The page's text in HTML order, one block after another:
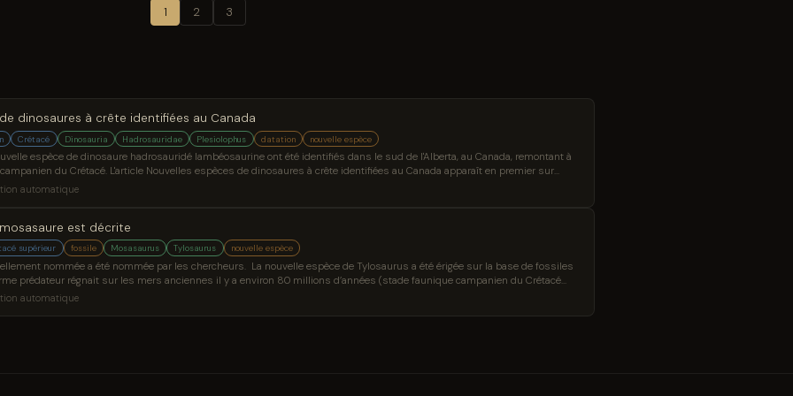
1 2 3
dinosaures à crête identifiées au Canada
Crétacé Dinosauria Hadrosauridae Plesiolophus datation nouvelle espèce
espèce de dinosaure hadrosauridé lambéosaurine ont été identifiés dans le sud de l'Alberta, au Canada, remontant à
du Crétacé. L'article Nouvelles espèces de dinosaures à crête identifiées au Canada apparaît en premier sur
automatique
est décrite
supérieur fossile Mosasaurus Tylosaurus nouvelle espèce
nommée a été nommée par les chercheurs. La nouvelle espèce de Tylosaurus a été érigée sur la base de fossiles
prédateur régnait sur les mers anciennes il y a environ 80 millions d’années (stade faunique campanien du Crétacé
dans le Bulletin of the American
automatique